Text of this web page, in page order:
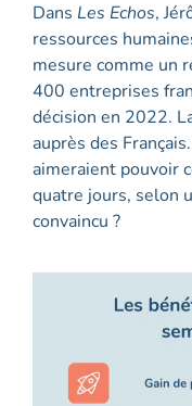
Dans Les Echos,
ressources
mesure comme un
400 entreprises
décision en 2022.
auprès des
aimeraient pouvoir
quatre jours, selon
convaincu ?